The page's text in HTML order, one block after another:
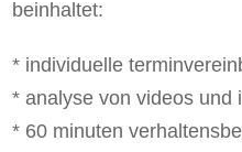
beinhaltet:
* individuelle
* analyse von videos und
* 60 minuten